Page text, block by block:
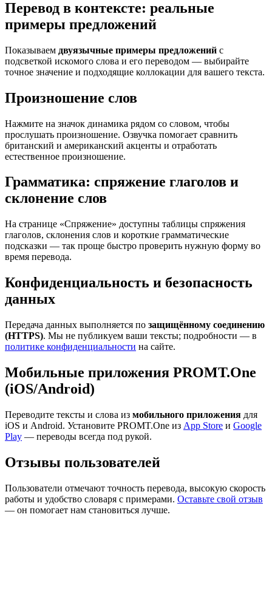
Перевод в контексте: реальные
примеры предложений
Показываем двуязычные примеры предложений с
подсветкой искомого слова и его переводом — выбирайте
точное значение и подходящие коллокации для вашего текста.
Произношение слов
Нажмите на значок динамика рядом со словом, чтобы
прослушать произношение. Озвучка помогает сравнить
британский и американский акценты и отработать
естественное произношение.
Грамматика: спряжение глаголов и
склонение слов
На странице «Спряжение» доступны таблицы спряжения
глаголов, склонения слов и короткие грамматические
подсказки — так проще быстро проверить нужную форму во
время перевода.
Конфиденциальность и безопасность
данных
Передача данных выполняется по защищённому соединению
(HTTPS). Мы не публикуем ваши тексты; подробности — в
политике конфиденциальности на сайте.
Мобильные приложения PROMT.One
(iOS/Android)
Переводите тексты и слова из мобильного приложения для
iOS и Android. Установите PROMT.One из App Store и Google
Play — переводы всегда под рукой.
Отзывы пользователей
Пользователи отмечают точность перевода, высокую скорость
работы и удобство словаря с примерами. Оставьте свой отзыв
— он помогает нам становиться лучше.